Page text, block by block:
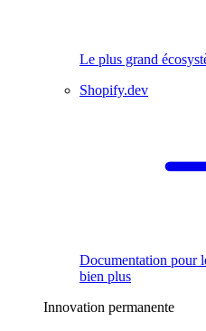
Le plus grand
Shopify.dev
Documentation pour
bien plus
Innovation permanente